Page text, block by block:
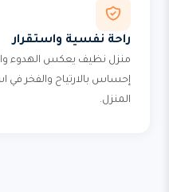
راحة نفسية واستقرار
منزل نظيف يعكس الهدوء
إحساس بالارتياح والفخر
المنزل.